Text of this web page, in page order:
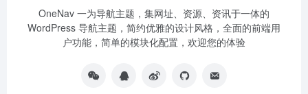
OneNav 一为导航主题，集网址、资源、资讯于一体的
WordPress 导航主题，简约优雅的设计风格，全面的前端用
户功能，简单的模块化配置，欢迎您的体验